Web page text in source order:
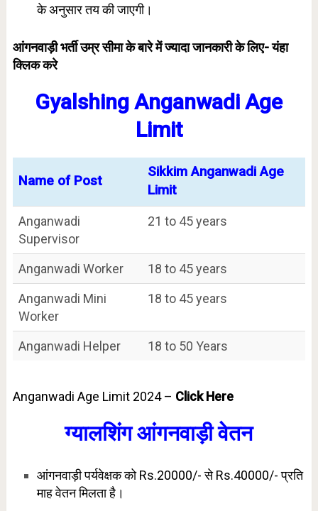
के अनुसार तय की जाएगी।
आंगनवाड़ी भर्ती उम्र सीमा के बारे में ज्यादा जानकारी के लिए-यंहा
क्लिक करे
Gyalshing Anganwadi Age
Limit
Name of Post
Sikkim Anganwadi Age
Limit
Anganwadi
Supervisor
21 to 45 years
Anganwadi Worker
18 to 45 years
Anganwadi Mini
Worker
18 to 45 years
Anganwadi Helper 18 to 50 Years
Anganwadi Age Limit 2024 – Click Here
ग्यालशिंग आंगनवाड़ी वेतन
आंगनवाड़ी पर्यवेक्षक को Rs.20000/- से Rs.40000/- प्रति
माह वेतन मिलता है।